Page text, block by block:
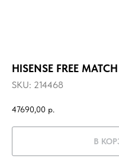
HISENSE FREE
SKU: 214468
47690,00 р.
В